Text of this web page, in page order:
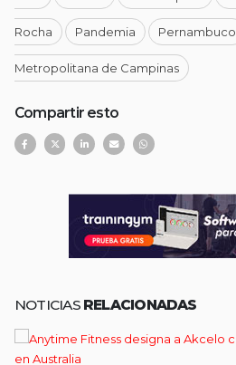
Rocha Pandemia Pernambuco
Metropolitana de Campinas
Compartir esto
NOTICIAS RELACIONADAS